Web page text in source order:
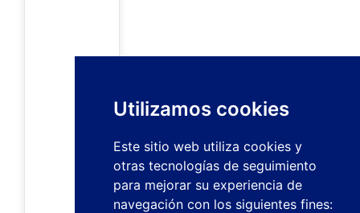
Utilizamos cookies
Este sitio web utiliza cookies y
otras tecnologías de seguimiento
para mejorar su experiencia de
navegación con los siguientes fines: